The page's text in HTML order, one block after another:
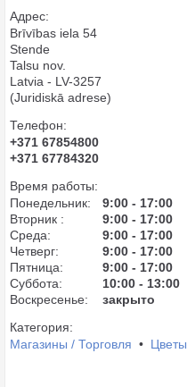
Адрес:
Brīvības iela 54
Stende
Talsu nov.
Latvia - LV-3257
(Juridiskā adrese)
Телефон:
+371 67854800
+371 67784320
Время работы:
Понедельник:
9:00 - 17:00
Вторник :
9:00 - 17:00
Среда:
9:00 - 17:00
Четверг:
9:00 - 17:00
Пятница:
9:00 - 17:00
Суббота:
10:00 - 13:00
Воскресенье:
закрыто
Категория:
Магазины / Торговля • Цветы